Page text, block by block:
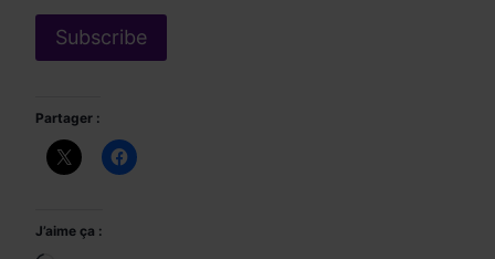
Partager :
J’aime ça :